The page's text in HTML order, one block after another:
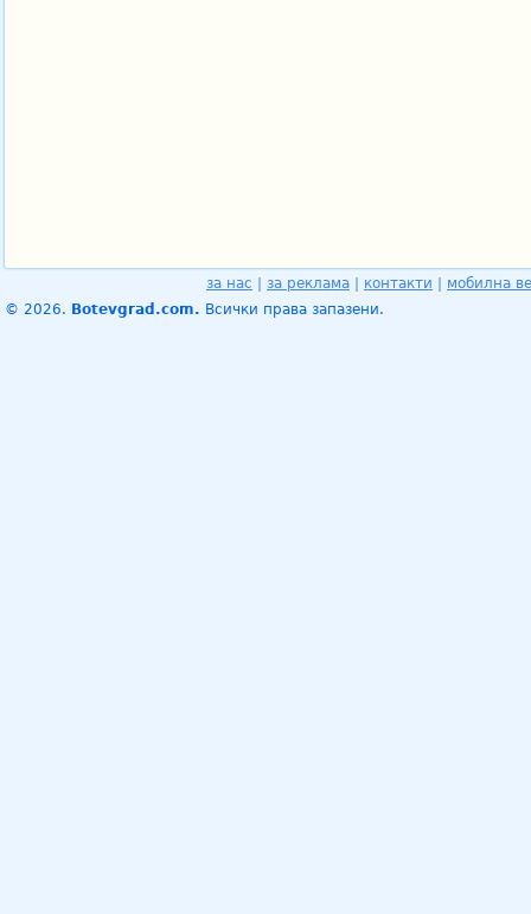
за нас за реклама контакти
мобилна
© 2026. Botevgrad.com. Всички права запазени.